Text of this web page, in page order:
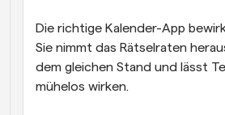
Die richtige Kalender-App
Sie nimmt das Rätselraten
dem gleichen Stand und lässt
mühelos wirken.